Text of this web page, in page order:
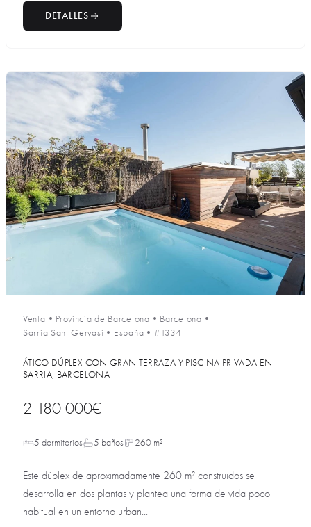
DETALLES
Venta • Provincia de Barcelona • Barcelona •
Sarria Sant Gervasi • España • #1334
ÁTICO DÚPLEX CON GRAN TERRAZA Y PISCINA PRIVADA EN
SARRIA, BARCELONA
2 180 000€
5 dormitorios 5 baños 260 m²
Este dúplex de aproximadamente 260 m² construidos se
desarrolla en dos plantas y plantea una forma de vida poco
habitual en un entorno urban...